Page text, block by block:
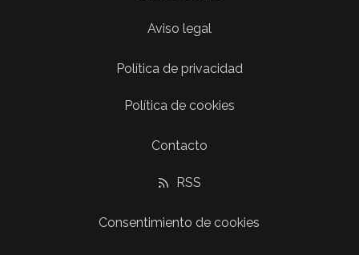
Aviso legal
Política de privacidad
Política de cookies
Contacto
RSS
Consentimiento de cookies